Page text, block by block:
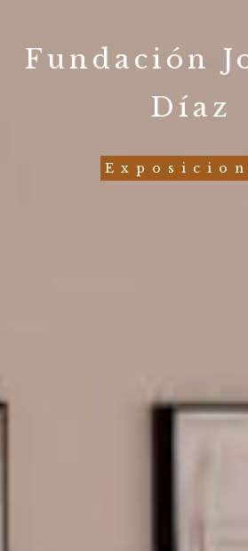
Fundación
Díaz